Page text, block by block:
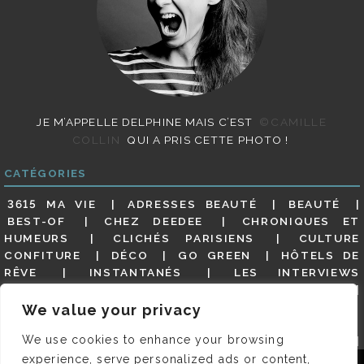
We value your privacy
We use cookies to enhance your browsing
experience, serve personalized ads or content,
JE M’APPELLE DELPHINE MAIS C’EST
©CAMILLE
COLLIN
QUI A PRIS CETTE PHOTO !
CATÉGORIES
3615 MA VIE ADRESSES BEAUTÉ
BEAUTÉ
BEST-OF
CHEZ DEEDEE
CHRONIQUES ET
HUMEURS
CLICHÉS PARISIENS
CULTURE
CONFITURE
DÉCO GO GREEN
HÔTELS DE
RÊVE
INSTANTANÉS
LES INTERVIEWS
MES ADRESSES
MODE NON CLASSÉ
GUIDE
PARIS EN PHOTOS
RESTAURANTS
REVUE DE PRESSE DÉTAILLÉE, SIOU PLAIT